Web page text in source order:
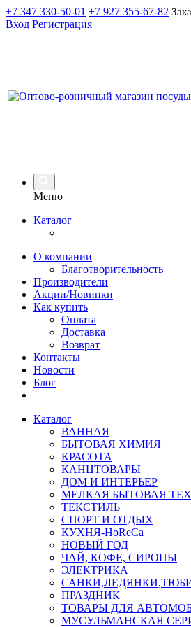
+7 347 330-50-01 +7 927 355-67-82
Вход Регистрация
Меню
Каталог
О компании
Благотворительность
Производители
Акции/Новинки
Как купить
Оплата
Доставка
Возврат
Контакты
Новости
Блог
Каталог
ВАННАЯ
БЫТОВАЯ ХИМИЯ
КРАСОТА
КАНЦТОВАРЫ
ДОМ И ИНТЕРЬЕР
МЕЛКАЯ БЫТОВАЯ
ТЕКСТИЛЬ
СПОРТ И ОТДЫХ
КУХНЯ-HoReCa
НОВЫЙ ГОД
ЧАЙ, КОФЕ, СИРОПЫ
ЭЛЕКТРИКА
ПРАЗДНИК
ТОВАРЫ ДЛЯ
МУСУЛЬМАНСКАЯ